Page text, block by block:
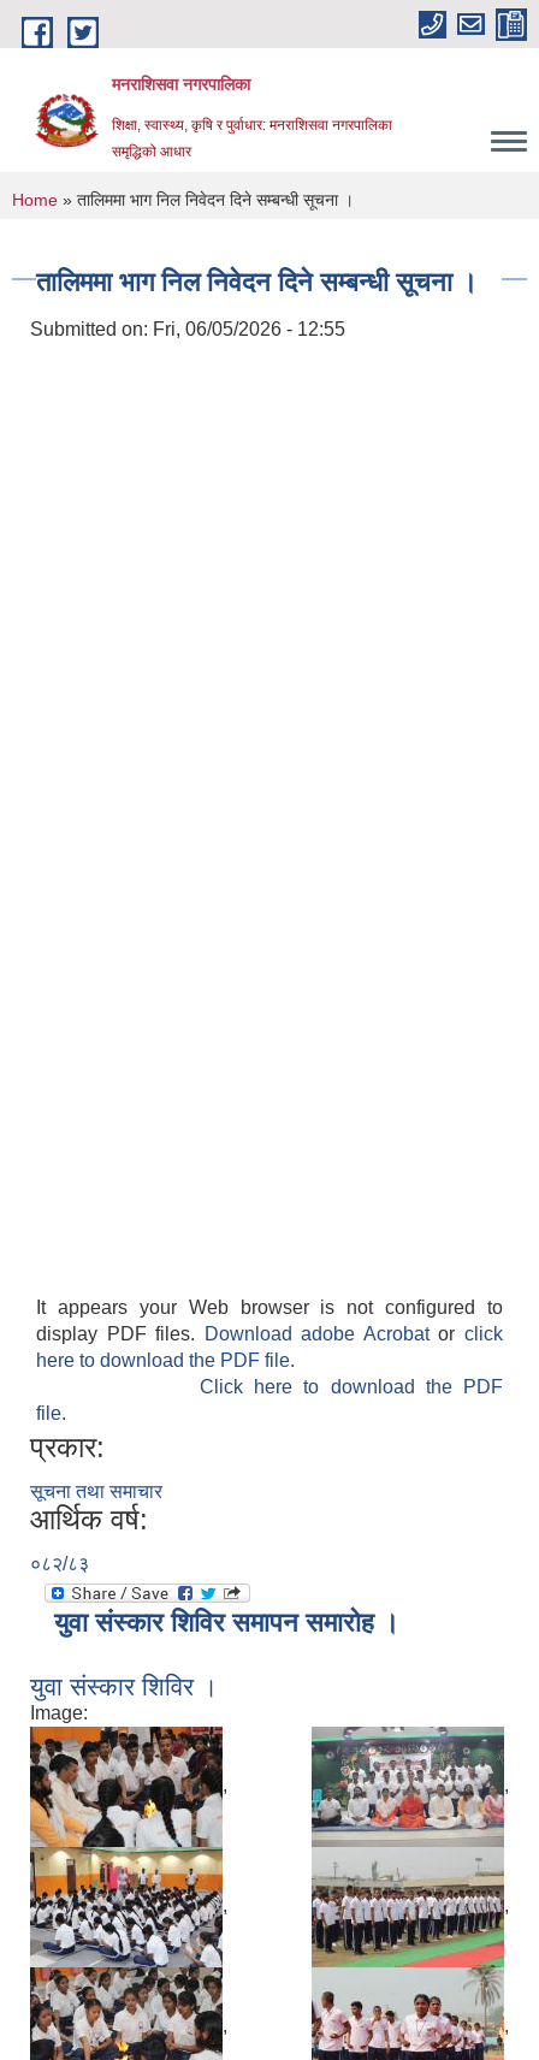
Skip to main content
मनराशिसवा नगरपालिका
शिक्षा, स्वास्थ्य, कृषि र पुर्वाधार: मनराशिसवा नगरपालिका
समृद्धिको आधार
You are here
Home » तालिममा भाग निल निवेदन दिने सम्बन्धी सूचना ।
तालिममा भाग निल निवेदन दिने सम्बन्धी सूचना ।
Submitted on: Fri, 06/05/2026 - 12:55
It appears your Web browser is not configured to
display PDF files.
Download adobe Acrobatorclick
here to download the PDF file.
Click here to download the PDF
file.
प्रकार:
सूचना तथा समाचार
आर्थिक वर्ष:
०८२/८३
युवा संस्कार शिविर समापन समारोह ।
युवा संस्कार शिविर ।
Image:
, ,
, ,
, ,